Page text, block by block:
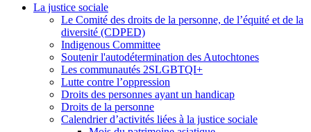
La justice sociale
Le Comité des droits de la personne, de l’équité et de la
diversité (CDPED)
Indigenous Committee
Soutenir l'autodétermination des Autochtones
Les communautés 2SLGBTQI+
Lutte contre l’oppression
Droits des personnes ayant un handicap
Droits de la personne
Calendrier d’activités liées à la justice sociale